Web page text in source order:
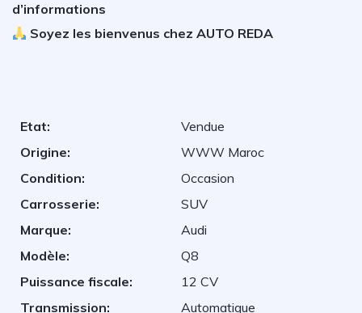
d’informations
Soyez les bienvenus chez AUTO REDA
Etat:
Vendue
Origine:
WWW Maroc
Condition:
Occasion
Carrosserie:
SUV
Marque:
Audi
Modèle:
Q8
Puissance fiscale:
12 CV
Transmission:
Automatique